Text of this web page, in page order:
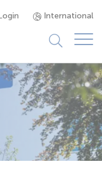
International